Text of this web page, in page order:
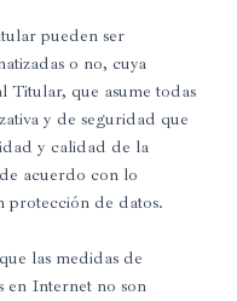
pueden ser
o no, cuya
Titular, que asume todas
y de seguridad que
y calidad de la
acuerdo con lo
protección de datos.
las medidas de
en Internet no son